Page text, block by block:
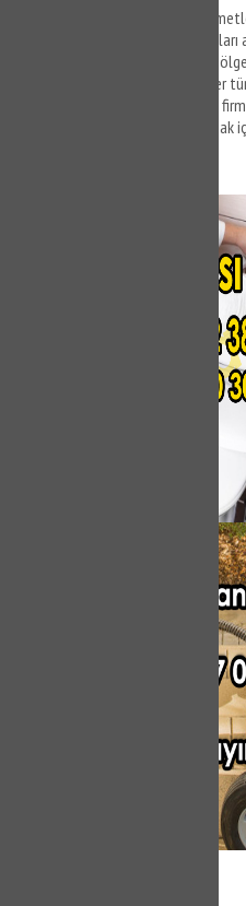
anlaşmalı olduğu tesisat
sunulmaktadır. İzmit Kadıköy
ofislerinizde meydana gelen her
destek taleplerinizi iletmek ve
ekiplerden tesisat hizmeti almak